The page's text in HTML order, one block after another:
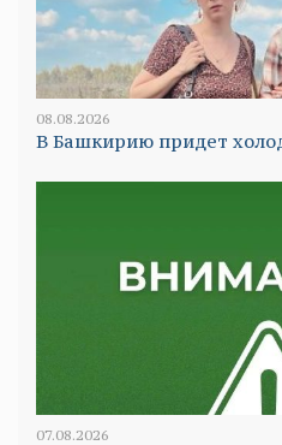
08.08.2026
В Башкирию придет
07.08.2026